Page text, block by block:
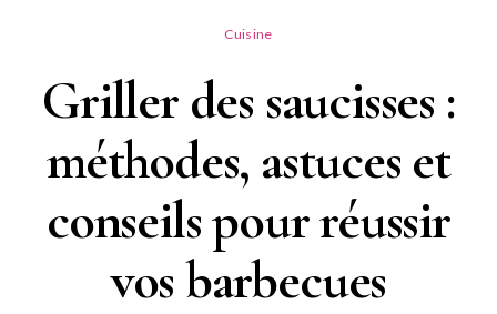
Cuisine
Griller des saucisses :
méthodes, astuces et
conseils pour réussir
vos barbecues